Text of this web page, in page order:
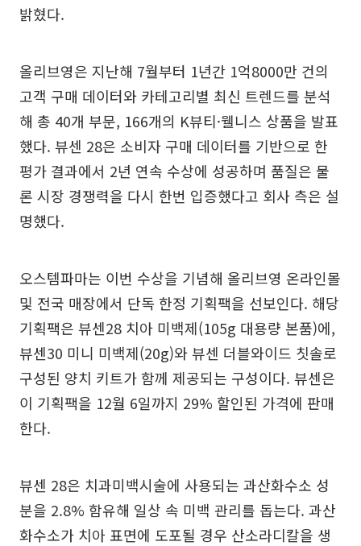
밝혔다.
올리브영은 지난해 7월부터 1년간 1억8000만 건의
고객 구매 데이터와 카테고리별 최신 트렌드를 분석
해 총 40개 부문, 166개의 K뷰티·웰니스 상품을 발표
했다. 뷰센 28은 소비자 구매 데이터를 기반으로 한
평가 결과에서 2년 연속 수상에 성공하며 품질은 물
론 시장 경쟁력을 다시 한번 입증했다고 회사 측은 설
명했다.
오스템파마는 이번 수상을 기념해 올리브영 온라인몰
및 전국 매장에서 단독 한정 기획팩을 선보인다. 해당
기획팩은 뷰센28 치아 미백제(105g 대용량 본품)에,
뷰센30 미니 미백제(20g)와 뷰센 더블와이드 칫솔로
구성된 양치 키트가 함께 제공되는 구성이다. 뷰센은
이 기획팩을 12월 6일까지 29% 할인된 가격에 판매
한다.
뷰센 28은 치과미백시술에 사용되는 과산화수소 성
분을 2.8% 함유해 일상 속 미백 관리를 돕는다. 과산
화수소가 치아 표면에 도포될 경우 산소라디칼을 생